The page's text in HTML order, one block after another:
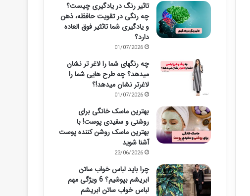
تاثیر رنگ در یادگیری چیست؟
چه رنگی در تقویت حافظه، ذهن
و یادگیری شما تاثثیر فوق العاده
دارد؟
01/07/2026
چه رنگهای شما را لاغر تر نشان
میدهد؟ چه طرح هایی شما را
لاغرتر نشان میدهد!؟
01/07/2026
بهترین ماسک خانگی برای
روشنی و سفیدی پوست! با
بهترین ماسک روشن کننده پوست
آشنا شوید
23/06/2026
چرا باید لباس خواب ساتن
ابریشم بپوشیم؟ 6 ویژگی مهم
لباس خواب ساتن ابریشم